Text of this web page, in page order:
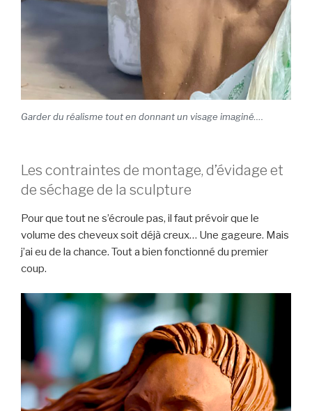
Garder du réalisme tout en donnant un visage imaginé….
Les contraintes de montage, d’évidage et
de séchage de la sculpture
Pour que tout ne s’écroule pas, il faut prévoir que le
volume des cheveux soit déjà creux… Une gageure. Mais
j’ai eu de la chance. Tout a bien fonctionné du premier
coup.